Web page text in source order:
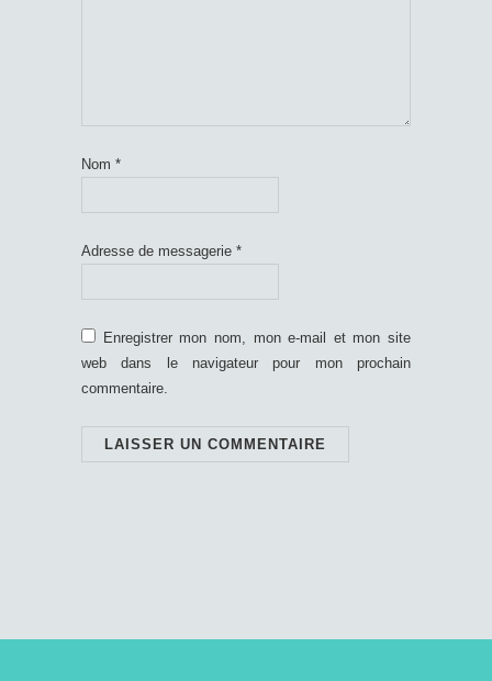
Nom *
Adresse de messagerie *
Enregistrer mon nom, mon e-mail et mon site
web dans le navigateur pour mon prochain
commentaire.